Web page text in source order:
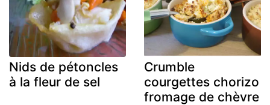
Nids de pétoncles
à la fleur de sel
Crumble
courgettes chorizo
fromage de chèvre